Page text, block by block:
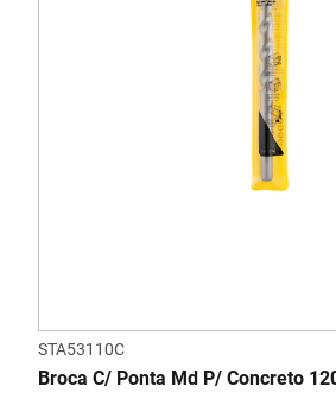
STA53110C
Broca C/ Ponta Md P/ Concreto